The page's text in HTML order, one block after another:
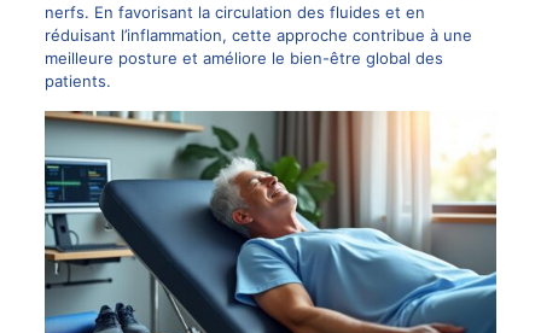
nerfs. En favorisant la circulation des fluides et en
réduisant l’inflammation, cette approche contribue à une
meilleure posture et améliore le bien-être global des
patients.